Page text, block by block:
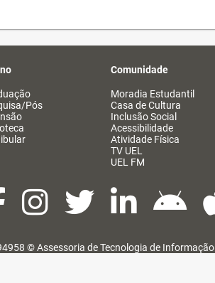
Pós
Comunidade
Moradia Estudantil
Casa de Cultura
Inclusão Social
Acessibilidade
Atividade Física
TV UEL
UEL FM
©Assessoria de Tecnologia de Informação